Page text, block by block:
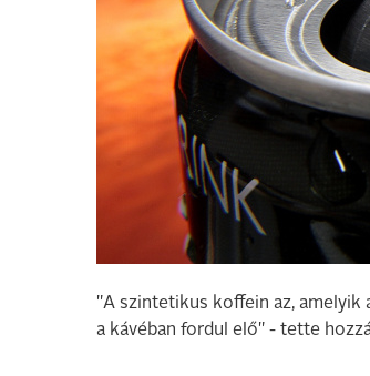
"A szintetikus koffein az, amelyik
a kávéban fordul elő" - tette